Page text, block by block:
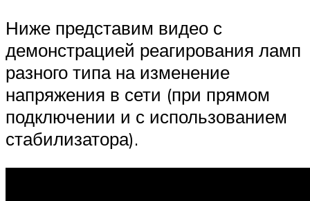
Ниже представим видео с
демонстрацией реагирования ламп
разного типа на изменение
напряжения в сети (при прямом
подключении и с использованием
стабилизатора).